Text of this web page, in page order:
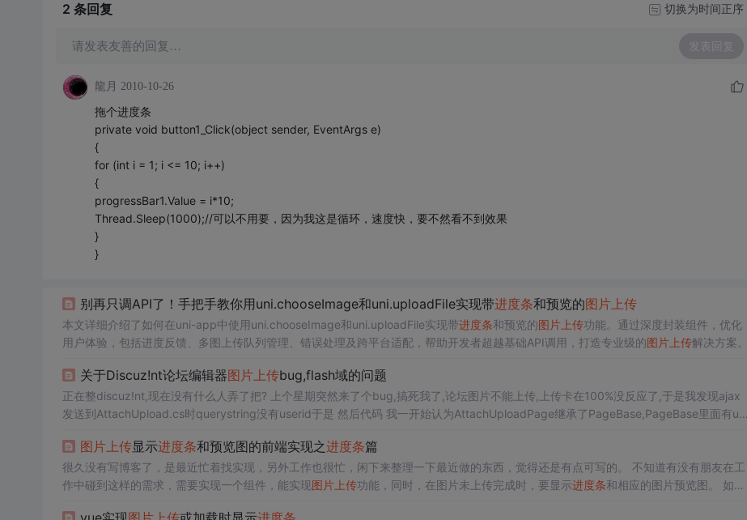
2 条回复 切换为时间正序
请发表友善的回复… 发表回复
龍月 2010-10-26
拖个进度条
private void button1_Click(object sender, EventArgs e)
{
for (int i = 1; i <= 10; i++)
{
progressBar1.Value = i*10;
Thread.Sleep(1000);//可以不用要，因为我这是循环，速度快，要不然看不到效果
}
}
别再只调API了！手把手教你用uni.chooseImage和uni.uploadFile实现带进度条和预览的图片上传
本文详细介绍了如何在uni-app中使用uni.chooseImage和uni.uploadFile实现带进度条和预览的图片上传功能。通过深度封装组件，优化
用户体验，包括进度反馈、多图上传队列管理、错误处理及跨平台适配，帮助开发者超越基础API调用，打造专业级的图片上传解决方案。
关于Discuz!nt论坛编辑器图片上传bug,flash域的问题
正在整discuz!nt,现在没有什么人弄了把? 上个星期突然来了个bug,搞死我了,论坛图片不能上传,上传卡在100%没反应了,于是我发现ajax
发送到AttachUpload.cs时querystring没有userid于是 然后代码 我一开始认为AttachUploadPage继承了PageBase,PageBase里面有us
图片上传显示进度条和预览图的前端实现之进度条篇
很久没有写博客了，是最近忙着找实现，另外工作也很忙，闲下来整理一下最近做的东西，觉得还是有点可写的。 不知道有没有朋友在工
作中碰到这样的需求，需要实现一个组件，能实现图片上传功能，同时，在图片未上传完成时，要显示进度条和相应的图片预览图。 如图